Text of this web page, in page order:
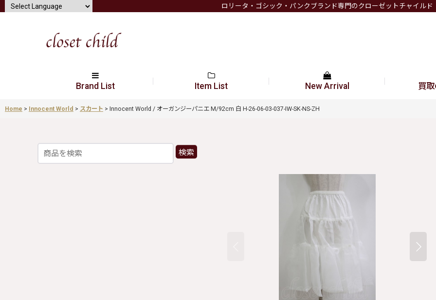
ロリータ・ゴシック・パンクブランド専門のクローゼットチャイルド
Brand List Item List New Arrival 買
Home > Innocent World > スカート > Innocent World / オーガンジーパニエ M/92cm 白 H-26-06-03-037-IW-SK-NS-ZH
検索